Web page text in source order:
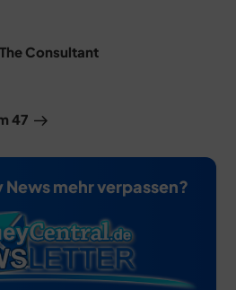
Consultant
47
News mehr verpassen?